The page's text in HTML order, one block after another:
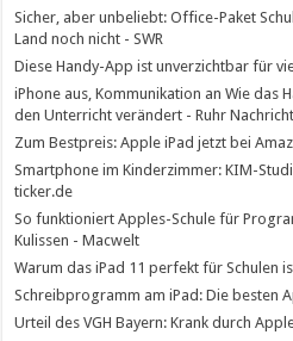
Sicher, aber unbeliebt: Office-Paket
Land noch nicht - SWR
Diese Handy-App ist unverzichtbar für
iPhone aus, Kommunikation an Wie das
den Unterricht verändert - Ruhr
Zum Bestpreis: Apple iPad jetzt bei
Smartphone im Kinderzimmer: KIM-
ticker.de
So funktioniert Apples-Schule für
Kulissen - Macwelt
Warum das iPad 11 perfekt für Schulen
Schreibprogramm am iPad: Die besten
Urteil des VGH Bayern: Krank durch